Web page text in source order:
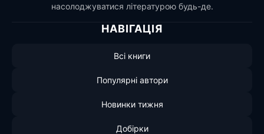
насолоджуватися літературою будь-де.
НАВІГАЦІЯ
Всі книги
Популярні автори
Новинки тижня
Добірки